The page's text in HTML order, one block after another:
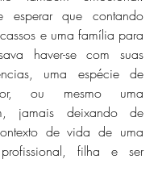
esperar que contando
e uma família para
haver-se com suas
uma espécie de
ou mesmo uma
jamais deixando de
de vida de uma
filha e ser